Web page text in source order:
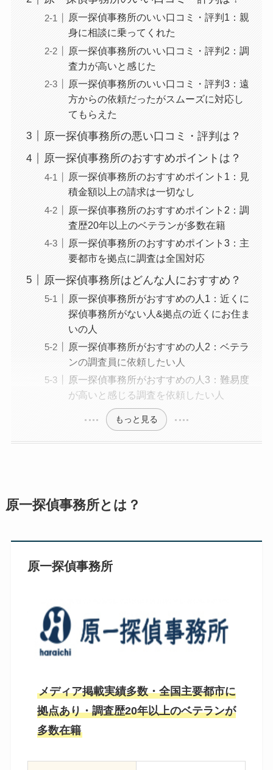
原一探偵事務所のいい口コミ・評判1：親
身に相談に乗ってくれた
原一探偵事務所のいい口コミ・評判2：調
査力が高いと感じた
原一探偵事務所のいい口コミ・評判3：遠
方からの依頼だったがスムーズに対応し
てもらえた
原一探偵事務所の悪い口コミ・評判は？
原一探偵事務所のおすすめポイントは？
原一探偵事務所のおすすめポイント1：見
積金額以上の請求は一切なし
原一探偵事務所のおすすめポイント2：調
査歴20年以上のベテランが多数在籍
原一探偵事務所のおすすめポイント3：主
要都市を拠点に調査は全国対応
原一探偵事務所はどんな人におすすめ？
原一探偵事務所がおすすめの人1：近くに
探偵事務所がない人&拠点の近くにお住ま
いの人
原一探偵事務所がおすすめの人2：ベテラ
ンの調査員に依頼したい人
原一探偵事務所がおすすめの人3：難易度
が高いと感じる調査を依頼したい人
もっと見る
原一探偵事務所とは？
原一探偵事務所
メディア掲載実績多数・全国主要都市に
拠点あり・調査歴20年以上のベテランが
多数在籍